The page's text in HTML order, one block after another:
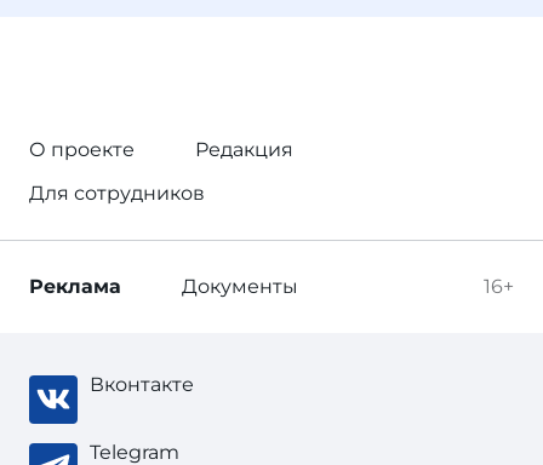
О проекте
Редакция
Для сотрудников
16+
Реклама Документы
Вконтакте
Telegram